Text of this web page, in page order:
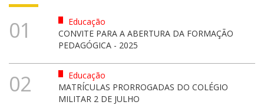
01
Educação
CONVITE PARA A ABERTURA DA FORMAÇÃO
PEDAGÓGICA - 2025
02
Educação
MATRÍCULAS PRORROGADAS DO COLÉGIO
MILITAR 2 DE JULHO